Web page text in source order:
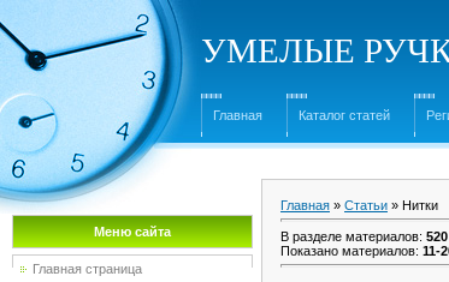
УМЕЛЫЕ РУЧКИ
Главная Каталог статей
Меню сайта
Главная страница
Главная » Статьи » Нитки
В разделе материалов: 520
Показано материалов: 11-